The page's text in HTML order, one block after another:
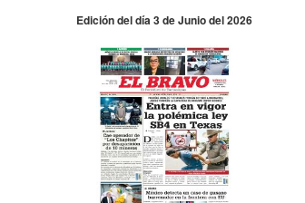
Edición del día 3 de Junio del 2026